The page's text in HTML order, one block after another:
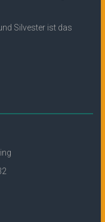
Silvester ist das